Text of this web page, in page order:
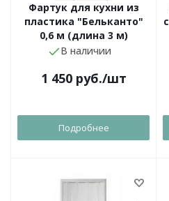
Фартук для кухни из
пластика "Бельканто"
0,6 м (длина 3 м)
В наличии
1 450руб./шт
Подробнее